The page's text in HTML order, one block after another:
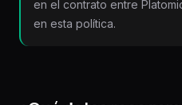
en el contrato entre
en esta política.